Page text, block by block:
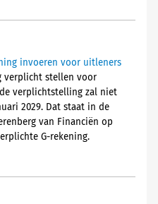
invoeren voor uitleners
verplicht stellen voor
verplichtstelling zal niet
2029. Dat staat in de
van Financiën op
G-rekening.